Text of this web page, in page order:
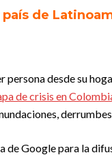
de
persona desde su
de crisis en
Google para la